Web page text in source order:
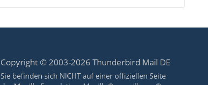
Copyright © 2003-2026 Thunderbird Mail DE
Sie befinden sich NICHT auf einer offiziellen Seite